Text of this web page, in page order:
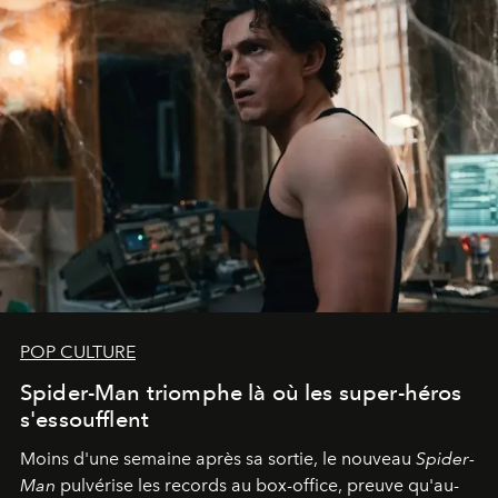
POP CULTURE
Spider-Man triomphe là où les super-héros
s'essoufflent
Moins d'une semaine après sa sortie, le nouveau Spider-
Man pulvérise les records au box-office, preuve qu'au-